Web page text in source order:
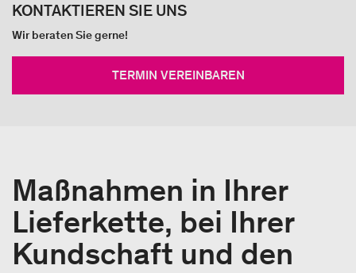
KONTAKTIEREN SIE UNS
Wir beraten Sie gerne!
TERMIN VEREINBAREN
Maßnahmen in Ihrer
Lieferkette, bei Ihrer
Kundschaft und den